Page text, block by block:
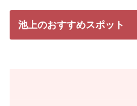
池上のおすすめスポット